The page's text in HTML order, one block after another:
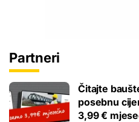
Partneri
Čitajte
posebnu
3,99 €